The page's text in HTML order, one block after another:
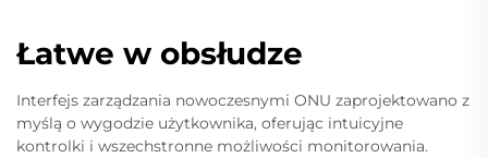
Łatwe w obsłudze
Interfejs zarządzania nowoczesnymi ONU zaprojektowano z
myślą o wygodzie użytkownika, oferując intuicyjne
kontrolki i wszechstronne możliwości monitorowania.